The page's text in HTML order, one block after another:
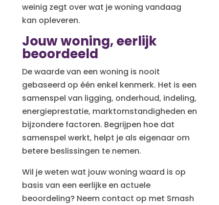
weinig zegt over wat je woning vandaag
kan opleveren.
Jouw woning, eerlijk
beoordeeld
De waarde van een woning is nooit
gebaseerd op één enkel kenmerk. Het is een
samenspel van ligging, onderhoud, indeling,
energieprestatie, marktomstandigheden en
bijzondere factoren. Begrijpen hoe dat
samenspel werkt, helpt je als eigenaar om
betere beslissingen te nemen.
Wil je weten wat jouw woning waard is op
basis van een eerlijke en actuele
beoordeling? Neem contact op met Smash